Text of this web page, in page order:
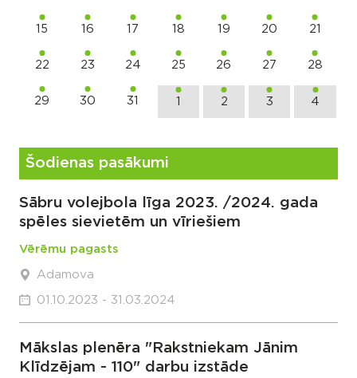
15 16 17 18 19 20 21
22 23 24 25 26 27 28
29 30 31 1 2 3 4
Šodienas pasākumi
Sābru volejbola līga 2023. /2024. gada
spēles sievietēm un vīriešiem
Vērēmu pagasts
Adamova
01.10.2023 - 31.03.2024
Mākslas plenēra "Rakstniekam Jānim
Klīdzējam - 110" darbu izstāde